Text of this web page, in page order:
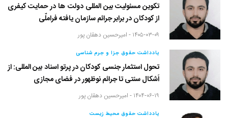
تکوین مسئولیت بین المللی دولت ها در حمایت کیفری
از کودکان در برابر جرائم سازمان یافته فراملّی
۱۴۰۵-۰۳-۰۹ - امیرحسین دهقان پور
یادداشت حقوق جزا و جرم شناسی
تحول استثمار جنسی کودکان در پرتو اسناد بین المللی: از
اَشکال سنتی تا جرائم نوظهور در فضای مجازی
۱۴۰۴-۰۶-۱۹ - امیرحسین دهقان پور
یادداشت حقوق محیط زیست